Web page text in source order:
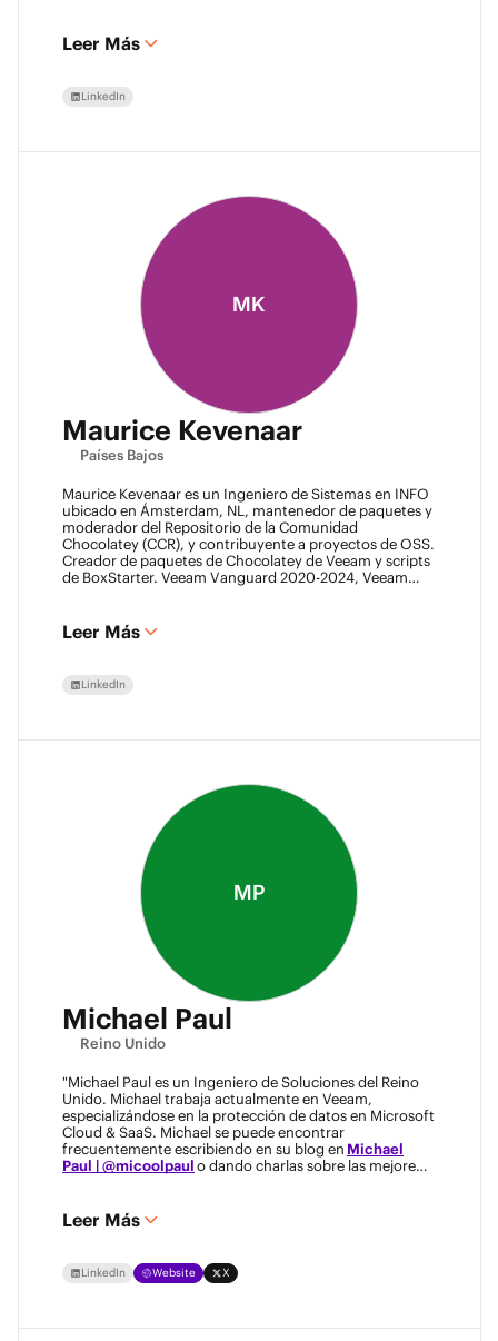
Leer Más
LinkedIn
MK
Maurice Kevenaar
Países Bajos
Maurice Kevenaar es un Ingeniero de Sistemas en INFO
ubicado en Ámsterdam, NL, mantenedor de paquetes y
moderador del Repositorio de la Comunidad
Chocolatey (CCR), y contribuyente a proyectos de OSS.
Creador de paquetes de Chocolatey de Veeam y scripts
de BoxStarter. Veeam Vanguard 2020-2024, Veeam
Veeam Community Hackathon.
Leer Más
LinkedIn
MP
Michael Paul
Reino Unido
"Michael Paul es un Ingeniero de Soluciones del Reino
Unido. Michael trabaja actualmente en Veeam,
especializándose en la protección de datos en Microsoft
Cloud & SaaS. Michael se puede encontrar
frecuentemente escribiendo en su blog en Michael
Paul | @micoolpaulo dando charlas sobre las mejores
Leer Más
LinkedIn Website X